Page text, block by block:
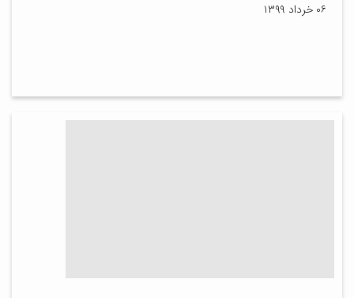
۰۶ خرداد ۱۳۹۹